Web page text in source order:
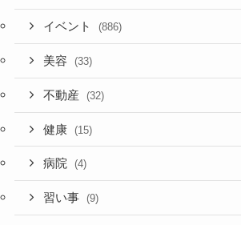
イベント (886)
美容 (33)
不動産 (32)
健康 (15)
病院 (4)
習い事 (9)